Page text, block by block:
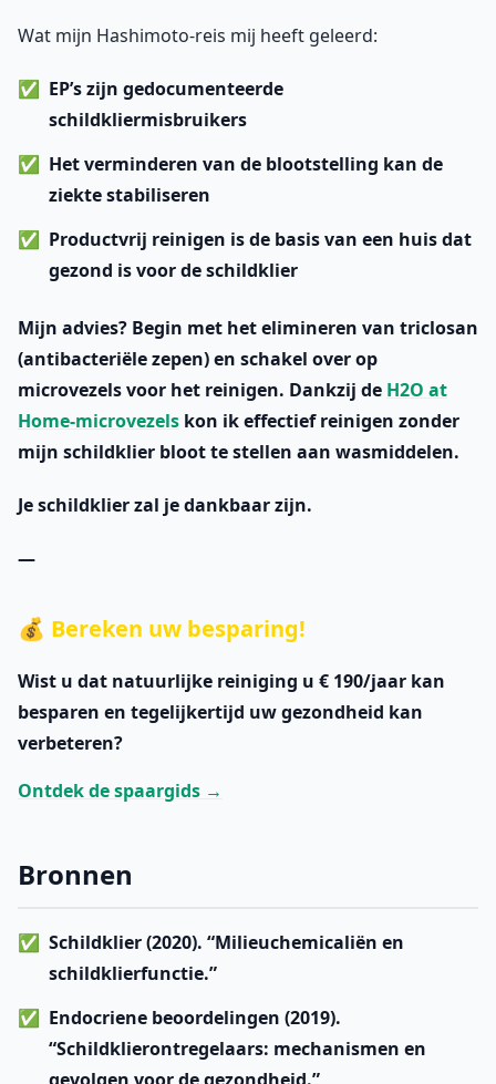
Wat mijn Hashimoto-reis mij heeft geleerd:
EP’s zijn gedocumenteerde
schildkliermisbruikers
Het verminderen van de blootstelling kan de
ziekte stabiliseren
Productvrij reinigen is de basisvan een huis dat
gezond is voor de schildklier
Mijn advies? Begin met het elimineren van triclosan
(antibacteriële zepen) en schakel over op
microvezelsvoor het reinigen. Dankzij de H2O at
Home-microvezels kon ik effectief reinigen zonder
mijn schildklier bloot te stellen aan wasmiddelen.
Je schildklier zal je dankbaar zijn.
—
💰 Bereken uw besparing!
Wist u dat natuurlijke reiniging u € 190/jaar kan
besparen en tegelijkertijd uw gezondheid kan
verbeteren?
Ontdek de spaargids →
Bronnen
Schildklier (2020). “Milieuchemicaliën en
schildklierfunctie.”
Endocriene beoordelingen (2019).
“Schildklierontregelaars: mechanismen en